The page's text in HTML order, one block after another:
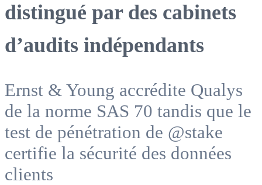
distingué par des cabinets
d’audits indépendants
Ernst & Young accrédite Qualys
de la norme SAS 70 tandis que le
test de pénétration de @stake
certifie la sécurité des données
clients